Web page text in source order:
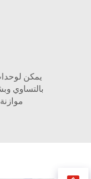
يمكن
بالتساوي